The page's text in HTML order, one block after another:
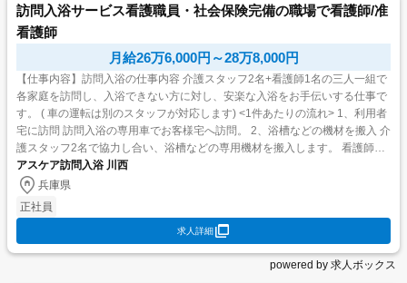
訪問入浴サービス看護職員・社会保険完備の職場で看護師/准
看護師
月給26万6,000円～28万8,000円
【仕事内容】訪問入浴の仕事内容 介護スタッフ2名+看護師1名の三人一組で
各家庭を訪問し、入浴できない方に対し、安楽な入浴をお手伝いする仕事で
す。 ( 車の運転は別のスタッフが対応します) <1件あたりの流れ> 1、利用者
宅に訪問 訪問入浴の専用車でお客様宅へ訪問。 2、浴槽などの機材を搬入 介
護スタッフ2名で協力し合い、浴槽などの専用機材を搬入します。 看護師は
利用者様のバイタルを測定し...
アスケア訪問入浴 川西
兵庫県
正社員
求人詳細
powered by 求人ボックス